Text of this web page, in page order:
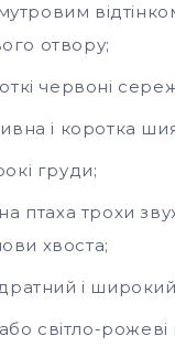
отвору;
червоні
і коротка
груди;
птаха трохи
хвоста;
і широкий
або світло-